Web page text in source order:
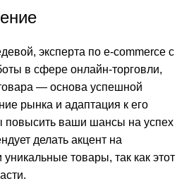
эксперта по e-commerce с
в сфере онлайн-торговли,
— основа успешной
рынка и адаптация к его
повысить ваши шансы на успех
делать акцент на
уникальные товары, так как этот